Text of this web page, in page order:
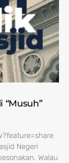
“Musuh”
Negeri
Walau